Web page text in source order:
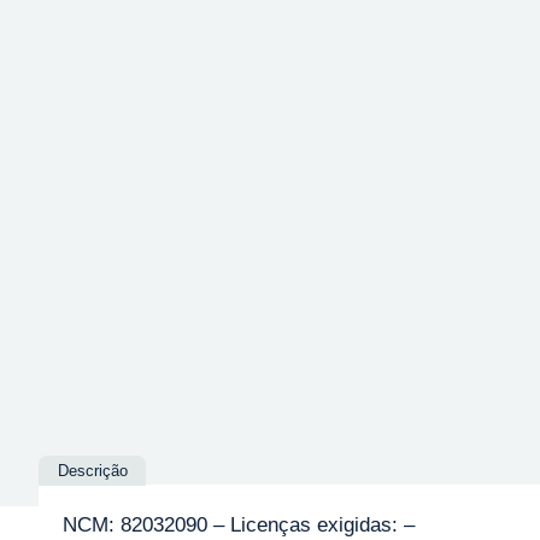
Descrição
NCM: 82032090 – Licenças exigidas: –